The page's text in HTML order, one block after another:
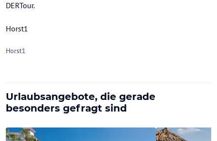
DERTour.
Horst1
Horst1